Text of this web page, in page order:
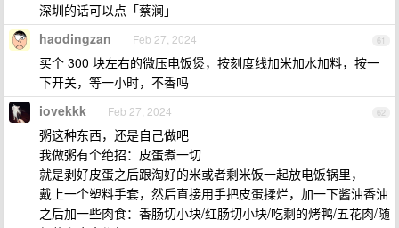
深圳的话可以点「蔡澜」
61
haodingzan Feb 27, 2024
买个 300 块左右的微压电饭煲，按刻度线加米加水加料，按一
下开关，等一小时，不香吗
62
iovekkk Feb 27, 2024
粥这种东西，还是自己做吧
我做粥有个绝招：皮蛋煮一切
就是剥好皮蛋之后跟淘好的米或者剩米饭一起放电饭锅里，
戴上一个塑料手套，然后直接用手把皮蛋揉烂，加一下酱油香油
之后加一些肉食：香肠切小块/红肠切小块/吃剩的烤鸭/五花肉/随